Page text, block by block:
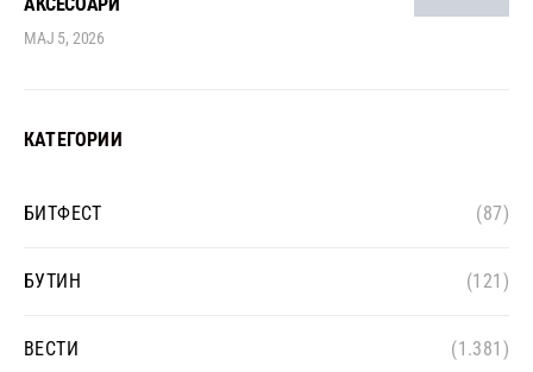
МАЈ 5, 2026
КАТЕГОРИИ
БИТФЕСТ (87)
БУТИН (121)
ВЕСТИ (1.381)